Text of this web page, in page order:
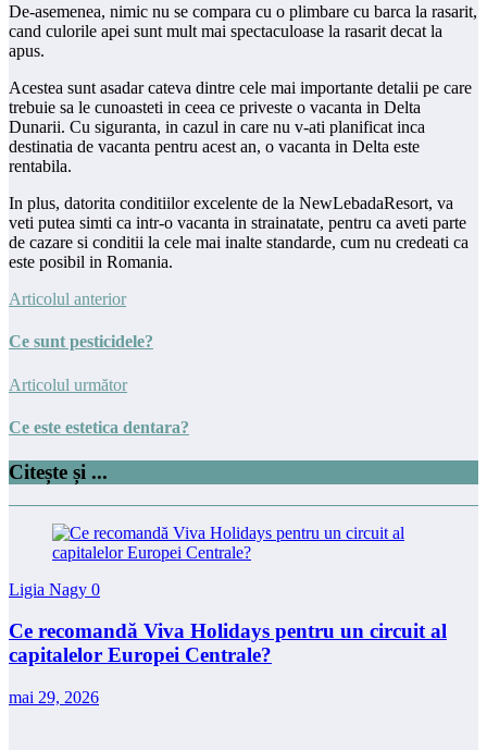
De-asemenea, nimic nu se compara cu o plimbare cu barca la rasarit,
cand culorile apei sunt mult mai spectaculoase la rasarit decat la
apus.
Acestea sunt asadar cateva dintre cele mai importante detalii pe care
trebuie sa le cunoasteti in ceea ce priveste o vacanta in Delta
Dunarii. Cu siguranta, in cazul in care nu v-ati planificat inca
destinatia de vacanta pentru acest an, o vacanta in Delta este
rentabila.
In plus, datorita conditiilor excelente de la NewLebadaResort, va
veti putea simti ca intr-o vacanta in strainatate, pentru ca aveti parte
de cazare si conditii la cele mai inalte standarde, cum nu credeati ca
este posibil in Romania.
Articolul anterior
Ce sunt pesticidele?
Articolul următor
Ce este estetica dentara?
Citește și ...
Ligia Nagy 0
Ce recomandă Viva Holidays pentru un circuit al
capitalelor Europei Centrale?
mai 29, 2026